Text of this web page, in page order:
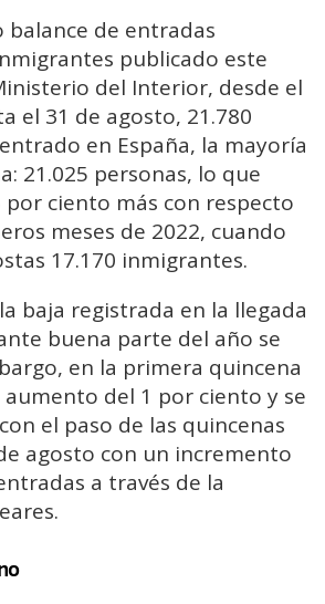
balance de entradas
publicado este
del Interior, desde el
el 31 de agosto, 21.780
en España, la mayoría
21.025 personas, lo que
por ciento más con respecto
meses de 2022, cuando
17.170 inmigrantes.
baja registrada en la llegada
buena parte del año se
en la primera quincena
del 1 por ciento y se
el paso de las quincenas
agosto con un incremento
a través de la